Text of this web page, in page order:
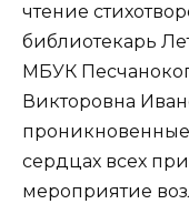
чтение
библиотекарь
МБУК
Викторовна
сердцах всех
мероприятие